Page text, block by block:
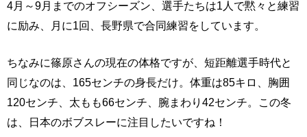
4月～9月までのオフシーズン、選手たちは1人で黙々と練習
に励み、月に1回、長野県で合同練習をしています。
ちなみに篠原さんの現在の体格ですが、短距離選手時代と
同じなのは、165センチの身長だけ。体重は85キロ、胸囲
120センチ、太もも66センチ、腕まわり42センチ。この冬
は、日本のボブスレーに注目したいですね！